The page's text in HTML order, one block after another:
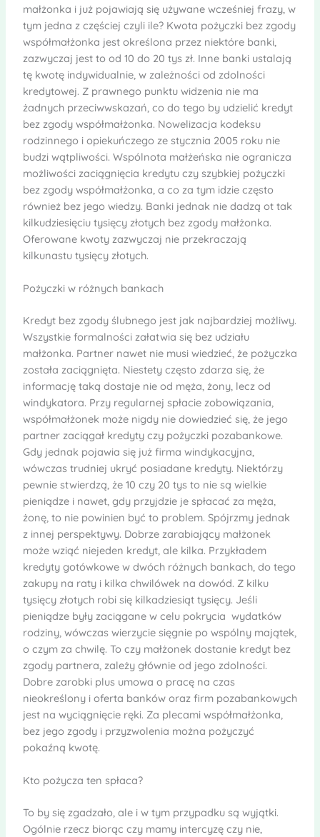
małżonka i już pojawiają się używane wcześniej frazy, w
tym jedna z częściej czyli ile? Kwota pożyczki bez zgody
współmałżonka jest określona przez niektóre banki,
zazwyczaj jest to od 10 do 20 tys zł. Inne banki ustalają
tę kwotę indywidualnie, w zależności od zdolności
kredytowej. Z prawnego punktu widzenia nie ma
żadnych przeciwwskazań, co do tego by udzielić kredyt
bez zgody współmałżonka. Nowelizacja kodeksu
rodzinnego i opiekuńczego ze stycznia 2005 roku nie
budzi wątpliwości. Wspólnota małżeńska nie ogranicza
możliwości zaciągnięcia kredytu czy szybkiej pożyczki
bez zgody współmałżonka, a co za tym idzie często
również bez jego wiedzy. Banki jednak nie dadzą ot tak
kilkudziesięciu tysięcy złotych bez zgody małżonka.
Oferowane kwoty zazwyczaj nie przekraczają
kilkunastu tysięcy złotych.
Pożyczki w różnych bankach
Kredyt bez zgody ślubnego jest jak najbardziej możliwy.
Wszystkie formalności załatwia się bez udziału
małżonka. Partner nawet nie musi wiedzieć, że pożyczka
została zaciągnięta. Niestety często zdarza się, że
informację taką dostaje nie od męża, żony, lecz od
windykatora. Przy regularnej spłacie zobowiązania,
współmałżonek może nigdy nie dowiedzieć się, że jego
partner zaciągał kredyty czy pożyczki pozabankowe.
Gdy jednak pojawia się już firma windykacyjna,
wówczas trudniej ukryć posiadane kredyty. Niektórzy
pewnie stwierdzą, że 10 czy 20 tys to nie są wielkie
pieniądze i nawet, gdy przyjdzie je spłacać za męża,
żonę, to nie powinien być to problem. Spójrzmy jednak
z innej perspektywy. Dobrze zarabiający małżonek
może wziąć niejeden kredyt, ale kilka. Przykładem
kredyty gotówkowe w dwóch różnych bankach, do tego
zakupy na raty i kilka chwilówek na dowód. Z kilku
tysięcy złotych robi się kilkadziesiąt tysięcy. Jeśli
pieniądze były zaciągane w celu pokrycia wydatków
rodziny, wówczas wierzycie sięgnie po wspólny majątek,
o czym za chwilę. To czy małżonek dostanie kredyt bez
zgody partnera, zależy głównie od jego zdolności.
Dobre zarobki plus umowa o pracę na czas
nieokreślony i oferta banków oraz firm pozabankowych
jest na wyciągnięcie ręki. Za plecami współmałżonka,
bez jego zgody i przyzwolenia można pożyczyć
pokaźną kwotę.
Kto pożycza ten spłaca?
To by się zgadzało, ale i w tym przypadku są wyjątki.
Ogólnie rzecz biorąc czy mamy intercyzę czy nie,